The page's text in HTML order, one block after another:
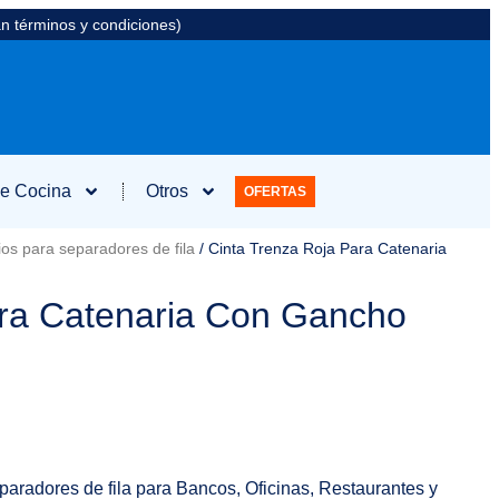
términos y condiciones)
Cocina Otros OFERTAS
para separadores de fila / Cinta Trenza Roja Para Catenaria
Catenaria Con Gancho
de fila para Bancos, Oficinas, Restaurantes y